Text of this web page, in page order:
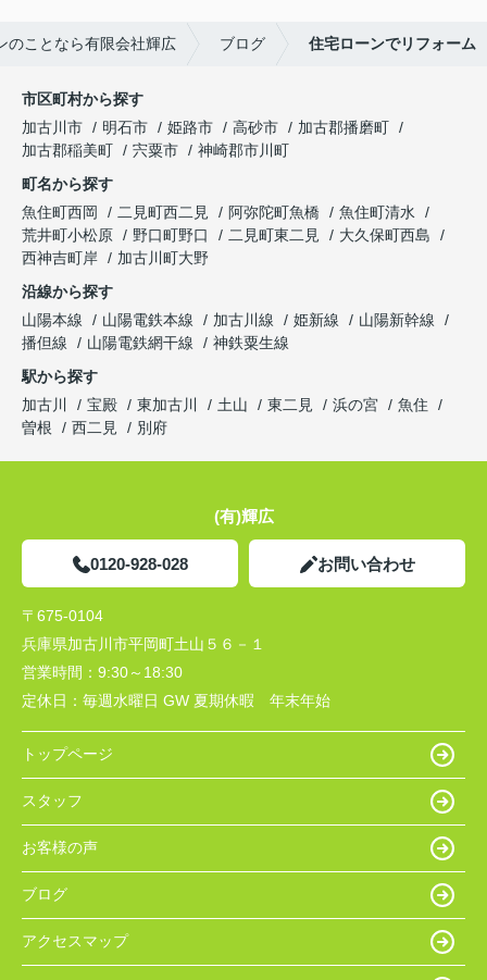
のことなら有限会社輝広 ブログ 住宅ローンでリフォーム
市区町村から探す
加古川市
明石市 姫路市 高砂市
加古郡播磨町
加古郡稲美町
宍粟市
神崎郡市川町
町名から探す
魚住町西岡
二見町西二見 阿弥陀町魚橋
魚住町清水
荒井町小松原
野口町野口 二見町東二見
大久保町西島
西神吉町岸
加古川町大野
沿線から探す
山陽本線
山陽電鉄本線 加古川線 姫新線
山陽新幹線
播但線
山陽電鉄網干線
神鉄粟生線
駅から探す
加古川
宝殿 東加古川 土山 東二見 浜の宮
魚住
曽根
西二見 別府
(有)輝広
0120-928-028 お問い合わせ
〒675-0104
兵庫県加古川市平岡町土山５６－１
営業時間： 9:30～18:30
定休日： 毎週水曜日 GW 夏期休暇 年末年始
トップページ
スタッフ
お客様の声
ブログ
アクセスマップ